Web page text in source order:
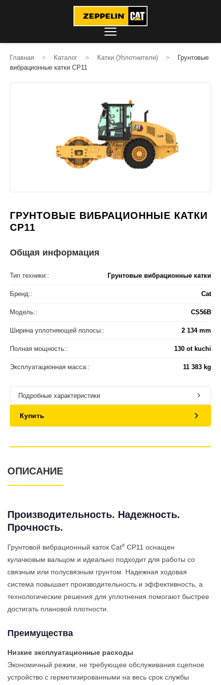
Главная > Каталог > Катки (Уплотнители) >
Грунтовые
вибрационные катки CP11
ГРУНТОВЫЕ ВИБРАЦИОННЫЕ КАТКИ
CP11
Общая информация
Тип техники:: Грунтовые вибрационные катки
Бренд:: Cat
Модель:: CS56B
Ширина уплотняющей полосы:: 2 134 mm
Полная мощность:: 130 ot kuchi
Эксплуатационная масса:: 11 383 kg
Подробные характеристики
Купить
ОПИСАНИЕ
Производительность. Надежность.
Прочность.
Грунтовой вибрационный каток Cat® CP11 оснащен
кулачковым вальцом и идеально подходит для работы со
связным или полусвязным грунтом. Надежная ходовая
система повышает производительность и эффективность, а
технологические решения для уплотнения помогают быстрее
достигать плановой плотности.
Преимущества
Низкие эксплуатационные расходы
Экономичный режим, не требующее обслуживания сцепное
устройство с герметизированными на весь срок службы